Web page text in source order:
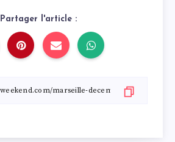
Partager l'article :